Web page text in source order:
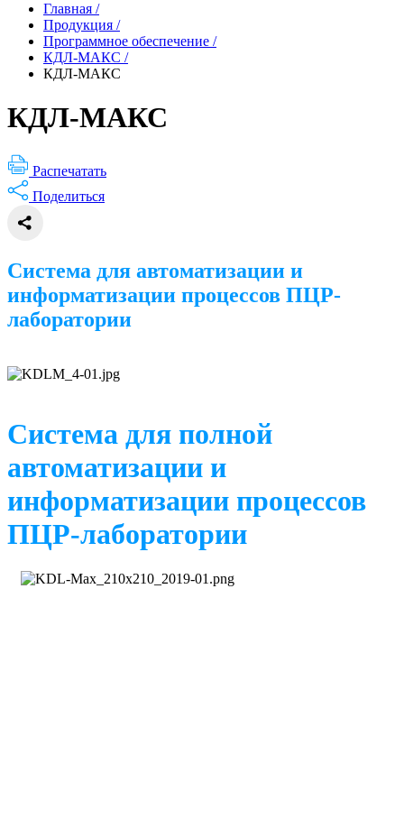
Главная /
Продукция /
Программное обеспечение /
КДЛ-МАКС /
КДЛ-МАКС
КДЛ-МАКС
Распечатать
Поделиться
Система для автоматизации и
информатизации процессов ПЦР-
лаборатории
Система для полной
автоматизации и
информатизации процессов
ПЦР-лаборатории